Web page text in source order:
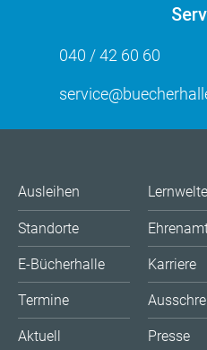
040 / 42 60 60
Ausleihen
Standorte
E-Bücherhalle
Termine
Aktuell
Karriere
Presse